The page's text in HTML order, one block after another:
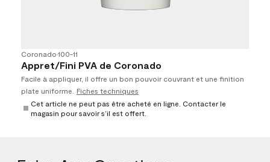
Coronado•100-11
Appret/Fini PVA de Coronado
Facile à appliquer, il offre un bon pouvoir couvrant et une finition
plate uniforme.
Fiches techniques
Cet article ne peut pas être acheté en ligne. Contacter le
magasin pour savoir s’il est offert.